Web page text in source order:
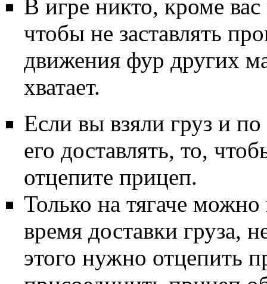
В игре никто, кроме
чтобы не заставлять
движения фур других
хватает.
Если вы взяли груз и
его доставлять, то,
отцепите прицеп.
Только на тягаче
время доставки груза,
этого нужно отцепить